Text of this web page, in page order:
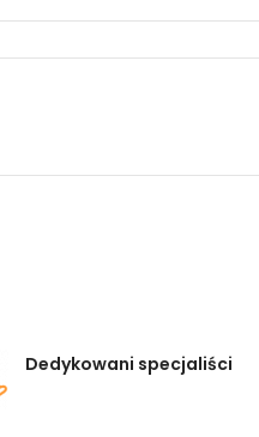
Dedykowani specjaliści